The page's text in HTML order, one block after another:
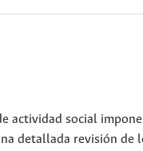
actividad social
detallada revisión de